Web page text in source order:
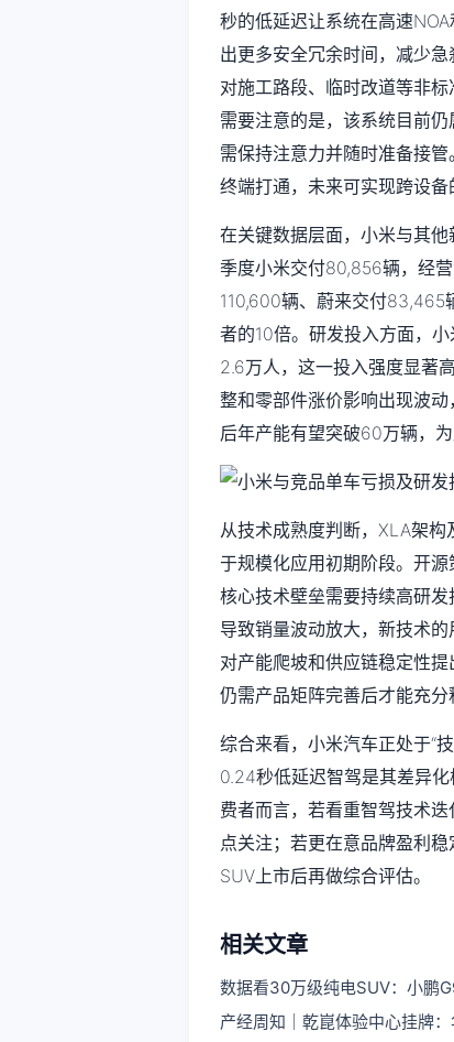
秒的低延迟让系统在高速
出更多安全冗余时间，减少
对施工路段、临时改道等非
需要注意的是，该系统目前
需保持注意力并随时准备接
终端打通，未来可实现跨设备
在关键数据层面，小米与其
季度小米交付80,856辆，经
110,600辆、蔚来交付83,465
者的10倍。研发投入方面，
2.6万人，这一投入强度显著
整和零部件涨价影响出现波
后年产能有望突破60万辆，
从技术成熟度判断，XLA架
于规模化应用初期阶段。开
核心技术壁垒需要持续高研
导致销量波动放大，新技术
对产能爬坡和供应链稳定性
仍需产品矩阵完善后才能充分
综合来看，小米汽车正处于“
0.24秒低延迟智驾是其差异
费者而言，若看重智驾技术
点关注；若更在意品牌盈利
SUV上市后再做综合评估。
相关文章
数据看30万级纯电SUV：小鹏
产经周知｜乾崑体验中心挂牌